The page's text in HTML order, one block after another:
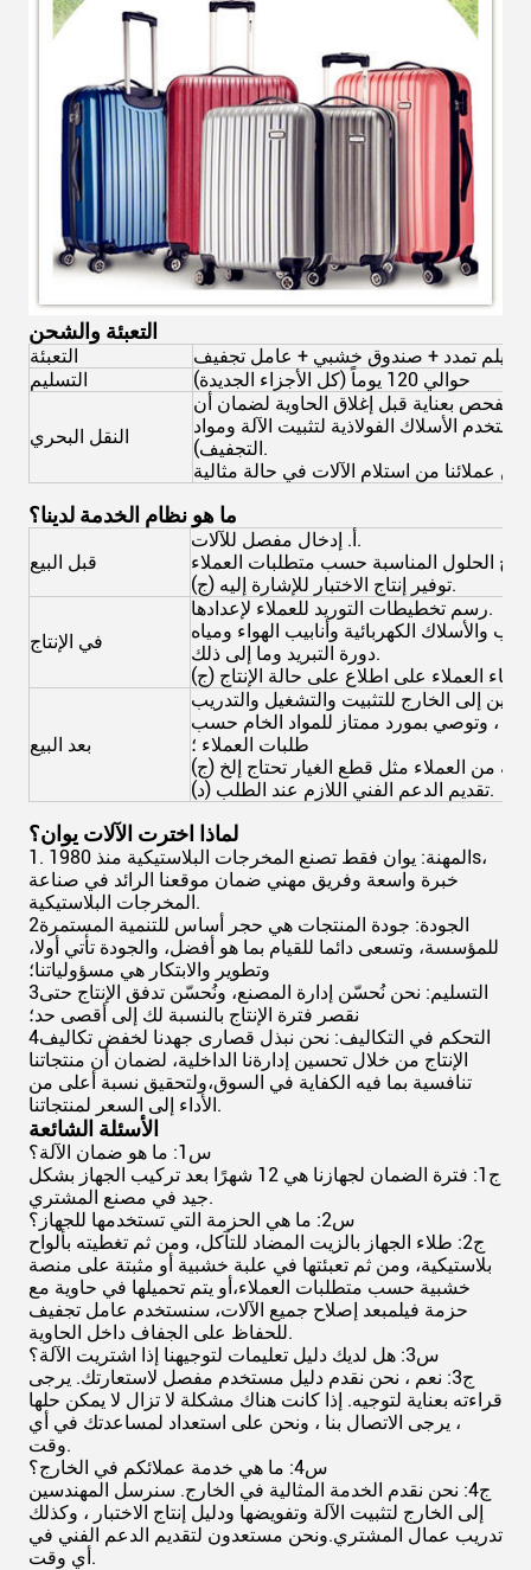
التعبئة والشحن
التعبئة
التسليم
حوالي 120 يوماً (كل الأجزاء الجديدة)
النقل البحري
ونفحص بعناية قبل إغلاق الحاوية لضمان أن
الأسلاك الفولاذية لتثبيت الآلة ومواد
التجفيف).
ما هو نظام الخدمة لدينا؟
قبل البيع
أ. إدخال مفصل للآلات.
(ج) توفير إنتاج الاختبار للإشارة إليه.
في الإنتاج
رسم تخطيطات التوريد للعملاء لإعدادها.
والأسلاك الكهربائية وأنابيب الهواء ومياه
دورة التبريد وما إلى ذلك.
(ج) إبقاء العملاء على اطلاع على حالة الإنتاج
بعد البيع
إلى الخارج للتثبيت والتشغيل والتدريب
، وتوصي بمورد ممتاز للمواد الخام حسب
طلبات العملاء ؛
(د) تقديم الدعم الفني اللازم عند الطلب.
لماذا اخترت الآلات يوان؟
1. المهنة: يوان فقط تصنع المخرجات البلاستيكية منذ 1980s،
خبرة واسعة وفريق مهني ضمان موقعنا الرائد في صناعة
المخرجات البلاستيكية.
2الجودة: جودة المنتجات هي حجر أساس للتنمية المستمرة
للمؤسسة، وتسعى دائما للقيام بما هو أفضل، والجودة تأتي أولا،
وتطوير والابتكار هي مسؤولياتنا؛
3التسليم: نحن نُحسّن إدارة المصنع، ونُحسّن تدفق الإنتاج حتى
نقصر فترة الإنتاج بالنسبة لك إلى أقصى حد؛
4التحكم في التكاليف: نحن نبذل قصارى جهدنا لخفض تكاليف
الإنتاج من خلال تحسين إدارةنا الداخلية، لضمان أن منتجاتنا
تنافسية بما فيه الكفاية في السوق،ولتحقيق نسبة أعلى من
الأداء إلى السعر لمنتجاتنا.
الأسئلة الشائعة
س1: ما هو ضمان الآلة؟
ج1: فترة الضمان لجهازنا هي 12 شهرًا بعد تركيب الجهاز بشكل
جيد في مصنع المشتري.
س2: ما هي الحزمة التي تستخدمها للجهاز؟
ج2: طلاء الجهاز بالزيت المضاد للتآكل، ومن ثم تغطيته بألواح
بلاستيكية، ومن ثم تعبئتها في علبة خشبية أو مثبتة على منصة
خشبية حسب متطلبات العملاء،أو يتم تحميلها في حاوية مع
حزمة فيلمبعد إصلاح جميع الآلات، سنستخدم عامل تجفيف
للحفاظ على الجفاف داخل الحاوية.
س3: هل لديك دليل تعليمات لتوجيهنا إذا اشتريت الآلة؟
ج3: نعم ، نحن نقدم دليل مستخدم مفصل لاستعارتك. يرجى
قراءته بعناية لتوجيه. إذا كانت هناك مشكلة لا تزال لا يمكن حلها
، يرجى الاتصال بنا ، ونحن على استعداد لمساعدتك في أي
وقت.
س4: ما هي خدمة عملائكم في الخارج؟
ج4: نحن نقدم الخدمة المثالية في الخارج. سنرسل المهندسين
إلى الخارج لتثبيت الآلة وتفويضها ودليل إنتاج الاختبار ، وكذلك
تدريب عمال المشتري.ونحن مستعدون لتقديم الدعم الفني في
أي وقت.